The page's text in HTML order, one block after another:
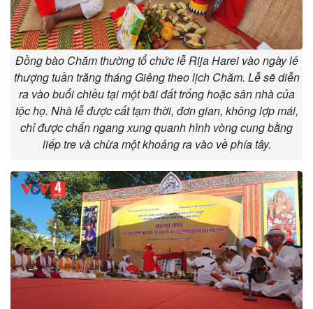
Đồng bào Chăm thường tổ chức lễ Rija Harei vào ngày lẻ
thượng tuần trăng tháng Giêng theo lịch Chăm. Lễ sẽ diễn
ra vào buổi chiều tại một bãi đất trống hoặc sân nhà của
tộc họ. Nhà lễ được cất tạm thời, đơn gian, không lợp mái,
chỉ được chấn ngang xung quanh hình vòng cung bằng
liếp tre và chừa một khoảng ra vào về phía tây.